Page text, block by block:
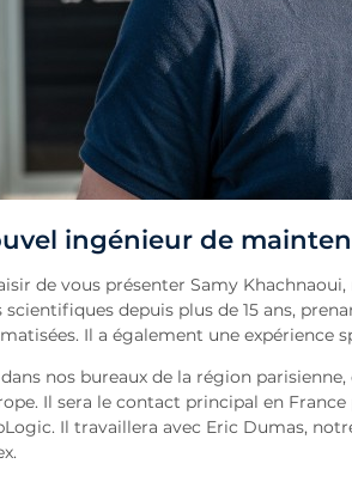
ingénieur de
de vous présenter Samy
depuis plus de 15 ans,
Il a également une expérience
nos bureaux de la région
Il sera le contact principal en
Il travaillera avec Eric Dumas,